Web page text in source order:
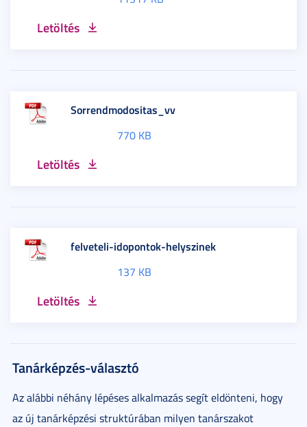
Letöltés
Sorrendmodositas_vv
770 KB
Letöltés
felveteli-idopontok-helyszinek
137 KB
Letöltés
Tanárképzés-választó
Az alábbi néhány lépéses alkalmazás segít eldönteni, hogy
az új tanárképzési struktúrában milyen tanárszakot